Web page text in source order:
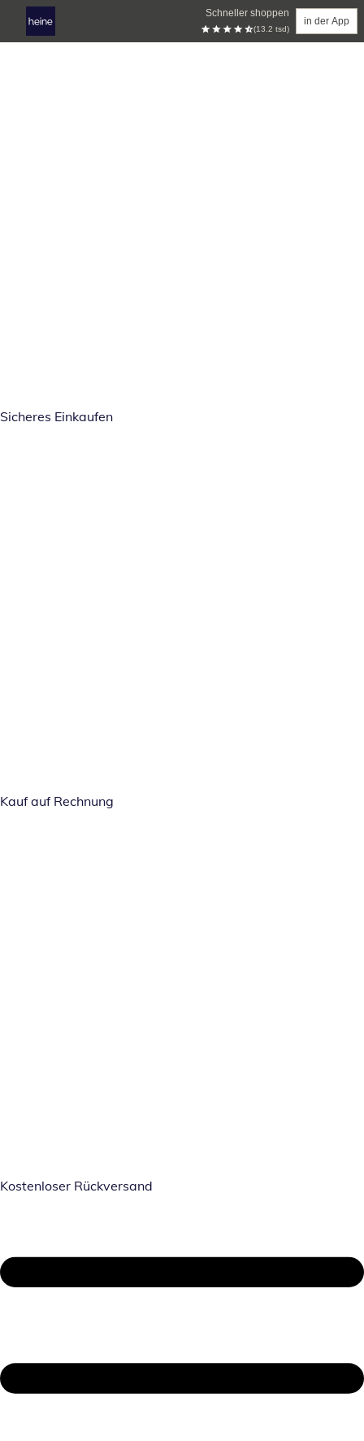
Schneller shoppen
(13.2 tsd)
in der App
Sicheres Einkaufen
Kauf auf Rechnung
Kostenloser Rückversand